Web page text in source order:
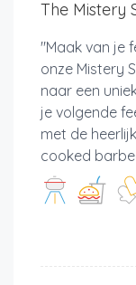
The Mistery
"Maak van je
onze Mistery
naar een
je volgende
met de
cooked